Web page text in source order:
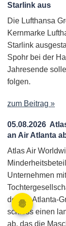
Starlink aus
Die Lufthansa
Kernmarke
Starlink
Spohr bei der
Jahresende
folgen.
zum Beitrag »
05.08.2026
an Air Atlanta
Atlas Air
Unternehmen
der Air-Atlanta-
schloss einen
ab, das die